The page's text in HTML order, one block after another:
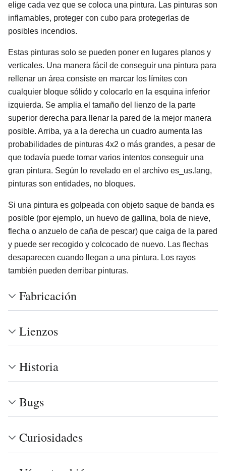
elige cada vez que se coloca una pintura. Las pinturas son
inflamables, proteger con cubo para protegerlas de
posibles incendios.
Estas pinturas solo se pueden poner en lugares planos y
verticales. Una manera fácil de conseguir una pintura para
rellenar un área consiste en marcar los límites con
cualquier bloque sólido y colocarlo en la esquina inferior
izquierda. Se amplia el tamaño del lienzo de la parte
superior derecha para llenar la pared de la mejor manera
posible. Arriba, ya a la derecha un cuadro aumenta las
probabilidades de pinturas 4x2 o más grandes, a pesar de
que todavía puede tomar varios intentos conseguir una
gran pintura. Según lo revelado en el archivo es_us.lang,
pinturas son entidades, no bloques.
Si una pintura es golpeada con objeto saque de banda es
posible (por ejemplo, un huevo de gallina, bola de nieve,
flecha o anzuelo de caña de pescar) que caiga de la pared
y puede ser recogido y colcocado de nuevo. Las flechas
desaparecen cuando llegan a una pintura. Los rayos
también pueden derribar pinturas.
Fabricación
Lienzos
Historia
Bugs
Curiosidades